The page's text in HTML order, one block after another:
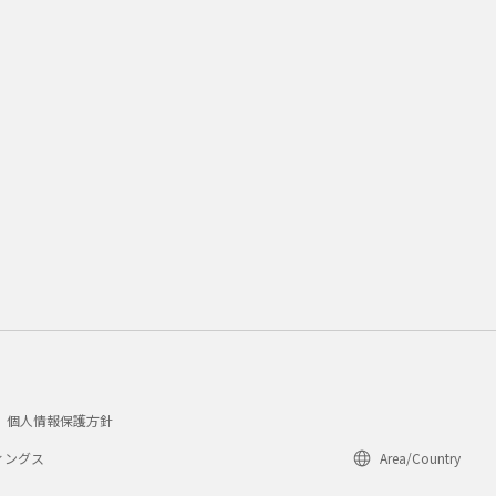
個人情報保護方針
グス Area/Country